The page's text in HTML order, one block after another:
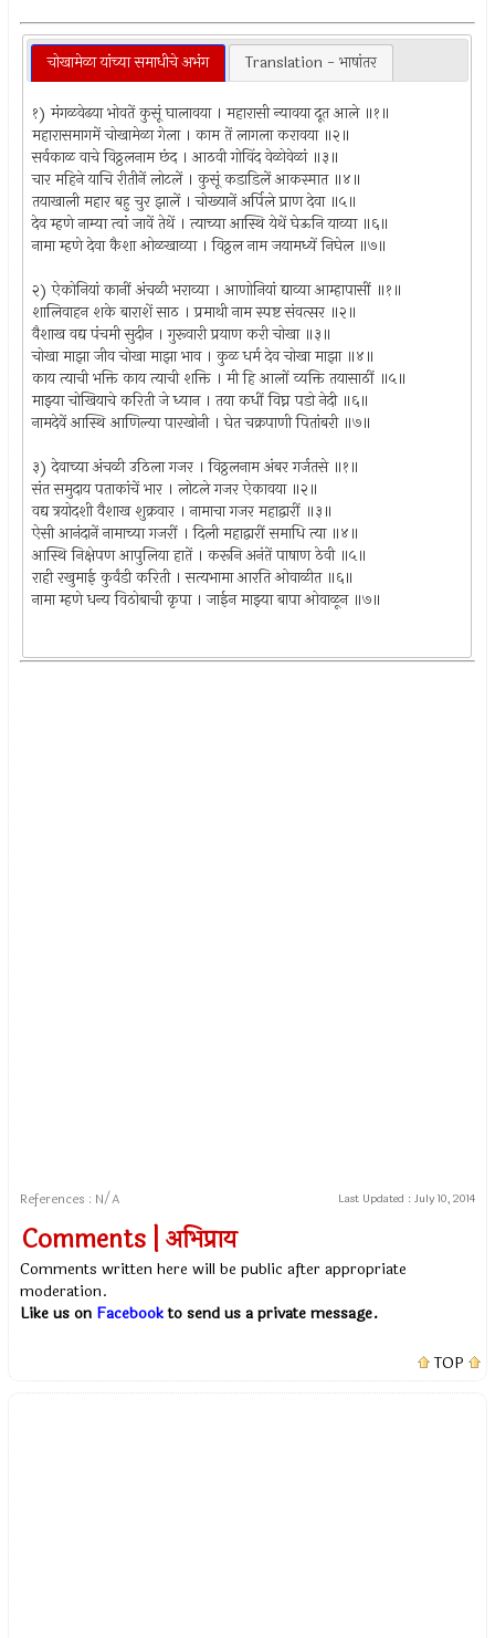
चोखामेळा यांच्या समाधीचे अभंग Translation - भाषांतर
१) मंगळवेढया भोवतें कुसूं घालावया । महारासी न्यावया दूत आले ॥१॥
महारासमागमें चोखामेळा गेला । काम तें लागला करावया ॥२॥
सर्वकाळ वाचे विठ्ठलनाम छंद । आठवी गोविंद वेळोवेळां ॥३॥
चार महिने याचि रीतीनें लोटलें । कुसूं कडाडिलें आकस्मात ॥४॥
तयाखाली महार बहु चुर झालें । चोख्यानें अर्पिले प्राण देवा ॥५॥
देव म्हणे नाम्या त्वां जावें तेथें । त्याच्या आस्थि येथें घेऊनि याव्या ॥६॥
नामा म्हणे देवा कैशा ओळखाव्या । विठ्ठल नाम जयामध्यें निघेल ॥७॥
२) ऐकोनियां कानीं अंचळी भराव्या । आणोनियां द्याव्या आम्हापासीं ॥१॥
शालिवाहन शके बाराशें साठ । प्रमाथी नाम स्पष्ट संवत्सर ॥२॥
वैशाख वद्य पंचमी सुदीन । गुरूवारी प्रयाण करी चोखा ॥३॥
चोखा माझा जीव चोखा माझा भाव । कुळ धर्म देव चोखा माझा ॥४॥
काय त्याची भक्ति काय त्याची शक्ति । मी हि आलों व्यक्ति तयासाठीं ॥५॥
माझ्या चोखियाचे करिती जे ध्यान । तया कधीं विघ्न पडो नेदी ॥६॥
नामदेवें आस्थि आणिल्या पारखोनी । घेत चक्रपाणी पितांबरी ॥७॥
३) देवाच्या अंचळी उठिला गजर । विठ्ठलनाम अंबर गर्जतसे ॥१॥
संत समुदाय पताकांचें भार । लोटले गजर ऐकावया ॥२॥
वद्य त्रयोदशी वैशाख शुक्रवार । नामाचा गजर महाद्वारीं ॥३॥
ऐसी आनंदानें नामाच्या गजरीं । दिली महाद्वारीं समाधि त्या ॥४॥
आस्थि निक्षेपण आपुलिया हातें । करूनि अनंतें पाषाण ठेवी ॥५॥
राही रखुमाई कुर्वंडी करिती । सत्यभामा आरति ओवाळीत ॥६॥
नामा म्हणे धन्य विठोबाची कृपा । जाईन माझ्या बापा ओवाळून ॥७॥
References : N/A Last Updated : July 10, 2014
Comments | अभिप्राय
Comments written here will be public after appropriate
moderation.
Like us on Facebookto send us a private message.
TOP